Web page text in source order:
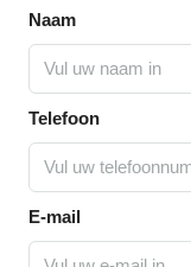
Naam
Telefoon
E-mail